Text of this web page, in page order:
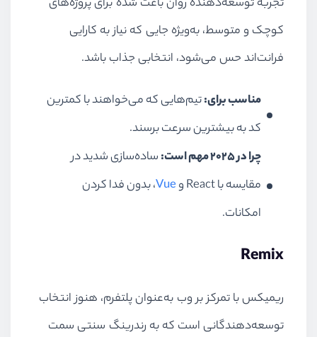
تجربهٔ توسعه‌دهنده روان باعث شده برای پروژه‌های
کوچک و متوسط، به‌ویژه جایی که نیاز به کارایی
فرانت‌اند حس می‌شود، انتخابی جذاب باشد.
مناسب برای:تیم‌هایی که می‌خواهند با کمترین
کد به بیشترین سرعت برسند.
چرا در ۲۰۲۵ مهم است:
ساده‌سازی شدید در
مقایسه با React و
Vue، بدون فدا کردن
امکانات.
Remix
ریمیکس با تمرکز بر وب به‌عنوان پلتفرم، هنوز انتخاب
توسعه‌دهندگانی است که به رندرینگ سنتی سمت